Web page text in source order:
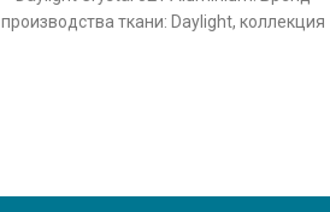
производства ткани: Daylight, коллекция